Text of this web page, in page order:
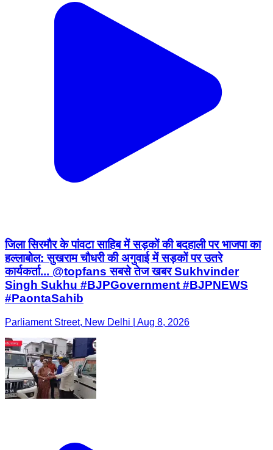
जिला सिरमौर के पांवटा साहिब में सड़कों की बदहाली पर भाजपा का
Parliament Street, New Delhi | Aug 8, 2026